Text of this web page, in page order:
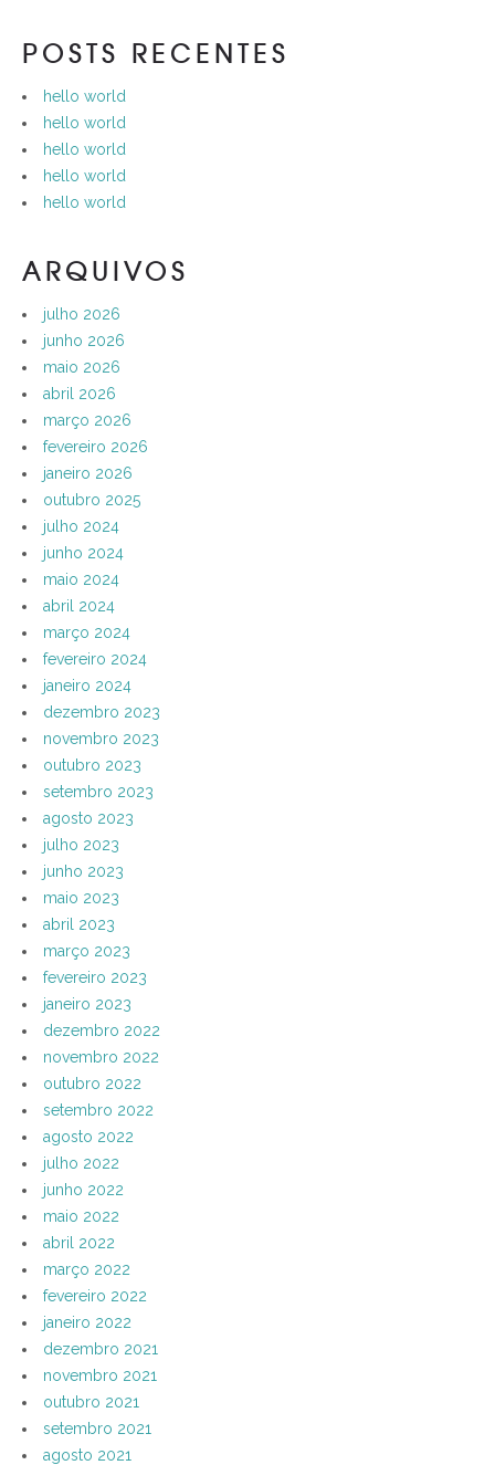
POSTS RECENTES
hello world
hello world
hello world
hello world
hello world
ARQUIVOS
julho 2026
junho 2026
maio 2026
abril 2026
março 2026
fevereiro 2026
janeiro 2026
outubro 2025
julho 2024
junho 2024
maio 2024
abril 2024
março 2024
fevereiro 2024
janeiro 2024
dezembro 2023
novembro 2023
outubro 2023
setembro 2023
agosto 2023
julho 2023
junho 2023
maio 2023
abril 2023
março 2023
fevereiro 2023
janeiro 2023
dezembro 2022
novembro 2022
outubro 2022
setembro 2022
agosto 2022
julho 2022
junho 2022
maio 2022
abril 2022
março 2022
fevereiro 2022
janeiro 2022
dezembro 2021
novembro 2021
outubro 2021
setembro 2021
agosto 2021